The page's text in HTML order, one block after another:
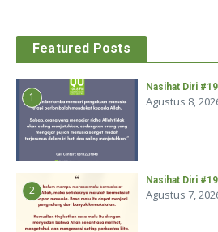
Featured Posts
1
Nasihat Diri
Agustus 8,
2
Nasihat Diri
Agustus 7,